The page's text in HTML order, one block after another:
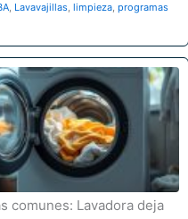
, Lavavajillas, limpieza, programas
comunes: Lavadora deja